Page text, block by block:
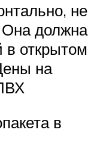
не
Она должна
в открытом
на
в